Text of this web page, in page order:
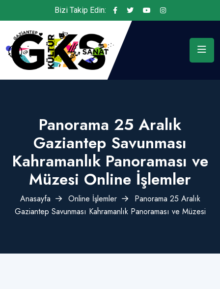
Bizi Takip Edin:
Panorama 25 Aralık
Gaziantep Savunması
Kahramanlık Panoraması ve
Müzesi Online İşlemler
Anasayfa Online İşlemler
Panorama 25 Aralık
Gaziantep Savunması Kahramanlık Panoraması ve Müzesi